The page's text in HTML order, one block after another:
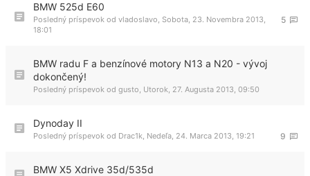
BMW 525d E60
5
Posledný príspevok od vladoslavo Sobota, 23. Novembra 2013,
18:01
BMW radu F a benzínové motory N13 a N20 - vývoj
dokončený!
Posledný príspevok od gusto Utorok, 27. Augusta 2013, 09:50
Dynoday II
9
Posledný príspevok od Drac1k Nedeľa, 24. Marca 2013, 19:21
BMW X5 Xdrive 35d/535d